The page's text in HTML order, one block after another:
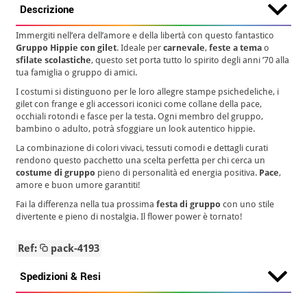
Descrizione
Immergiti nell’era dell’amore e della libertà con questo fantastico
Gruppo Hippie con gilet. Ideale percarnevale,feste a tema o
sfilate scolastiche, questo set porta tutto lo spirito degli anni ’70 alla
tua famiglia o gruppo di amici.
I costumi si distinguono per le loro allegre stampe psichedeliche, i
gilet con frange e gli accessori iconici come collane della pace,
occhiali rotondi e fasce per la testa. Ogni membro del gruppo,
bambino o adulto, potrà sfoggiare un look autentico hippie.
La combinazione di colori vivaci, tessuti comodi e dettagli curati
rendono questo pacchetto una scelta perfetta per chi cerca un
costume di gruppo pieno di personalità ed energia positiva. Pace,
amore e buon umore garantiti!
Fai la differenza nella tua prossimafesta di gruppo con uno stile
divertente e pieno di nostalgia. Il flower power è tornato!
Ref: pack-4193
Spedizioni & Resi